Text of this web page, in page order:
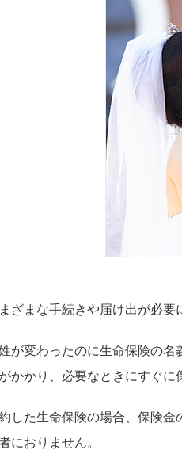
ざまな手続きや届け出が必
が変わったのに生命保険の
かかり、必要なときにすぐ
した生命保険の場合、保険
におりません。